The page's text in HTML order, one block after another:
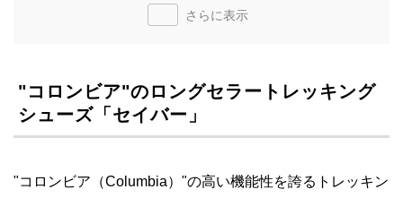
さらに表示
"コロンビア"のロングセラートレッキング
シューズ「セイバー」
"コロンビア（Columbia）"の高い機能性を誇るトレッキン